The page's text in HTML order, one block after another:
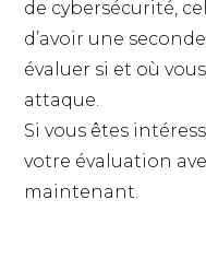
de cybersécurité,
d’avoir une
évaluer si et où
attaque.
Si vous êtes
votre évaluation
maintenant.